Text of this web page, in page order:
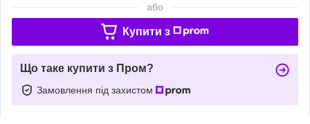
або
Купити з
Що таке купити з Пром?
Замовлення під захистом